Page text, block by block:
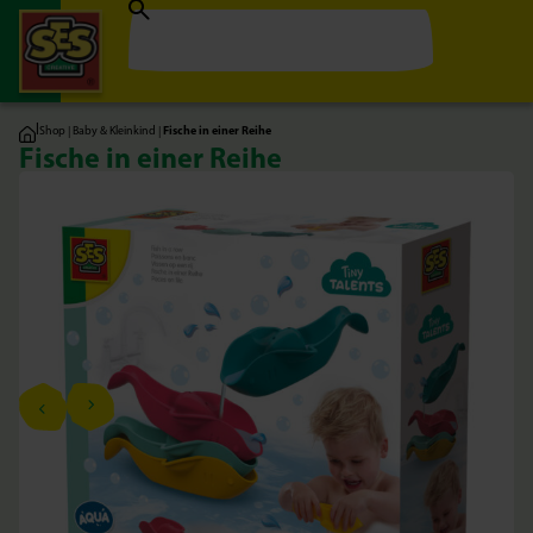
|Shop | Baby & Kleinkind | Fische in einer Reihe
Fische in einer Reihe